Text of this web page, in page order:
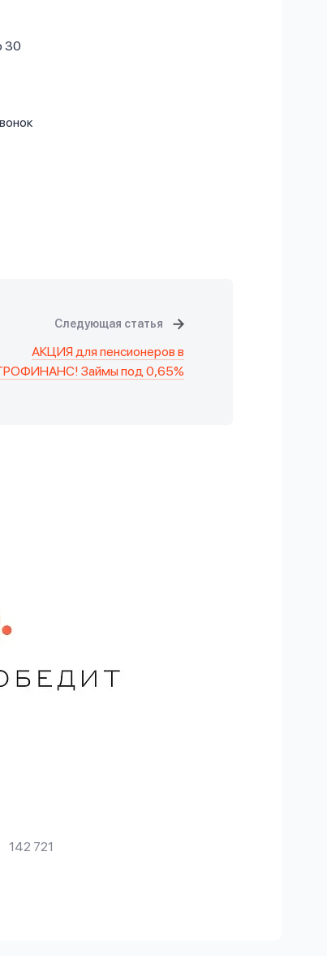
30
Следующая статья
АКЦИЯ для пенсионеров в
Займы под 0,65%
142 721